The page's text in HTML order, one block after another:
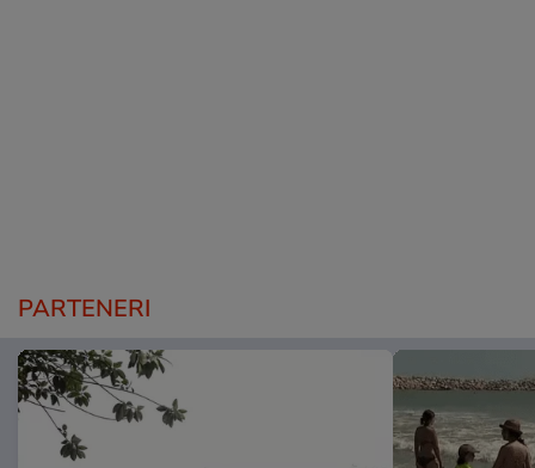
PARTENERI